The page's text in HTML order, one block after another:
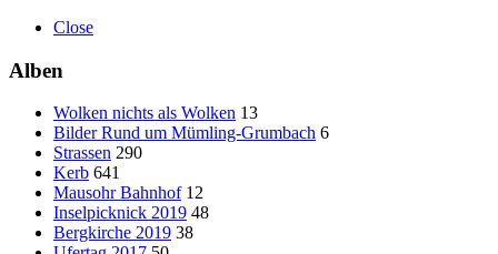
Close
Alben
Wolken nichts als Wolken 13
Bilder Rund um Mümling-Grumbach 6
Strassen 290
Kerb 641
Mausohr Bahnhof 12
Inselpicknick 2019 48
Bergkirche 2019 38